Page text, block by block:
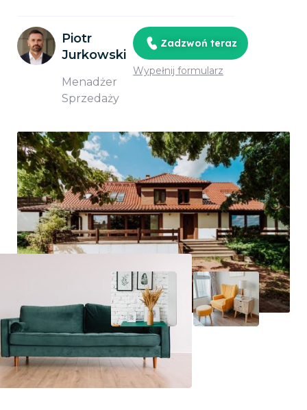
Piotr
Jurkowski
Menadżer
Sprzedaży
Zadzwoń teraz
Wypełnij formularz